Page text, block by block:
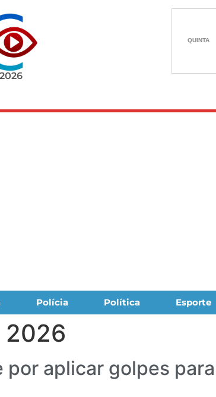
Polícia Política Esporte
2026
aplicar golpes